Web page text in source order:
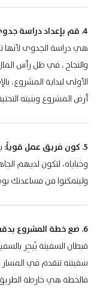
4. قم بإعداد دراسة جدوى لمشروعك:
هي دراسة الجدوى
والنجاح ، في ظل رأس
الأولى لبداية المشروع،
أرض المشروع وبنيته
5. كون فريق عمل قوياً:
وخباياه، لتكون لديهم
وليتمكنوا من مساعدتك
6. ضع خطة المشروع بدقة:
قبطان السفينة يُبحِر
سفينته تتقدم في المسار
فالخطة هي خارطة الطريق